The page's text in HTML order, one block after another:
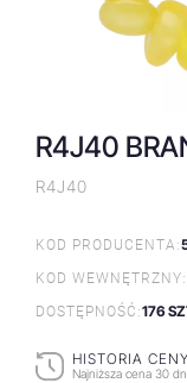
R4J40
R4J40
KOD PRODUCENTA:
KOD WEWNĘTRZNY:
DOSTĘPNOŚĆ:176
HISTORIA CENY
Najniższa cena 30